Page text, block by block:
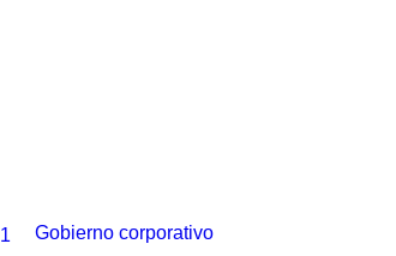
Gobierno corporativo